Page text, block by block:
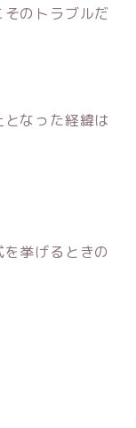
のトラブルだ
なった経緯は
挙げるときの